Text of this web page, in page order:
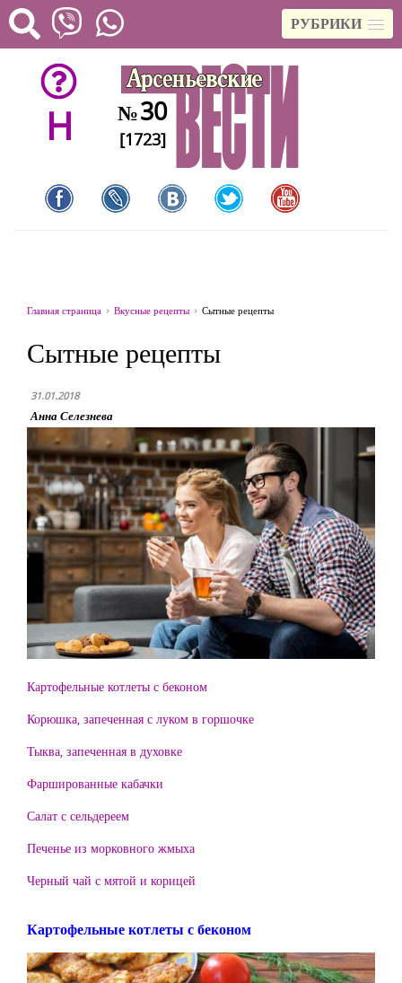
РУБРИКИ
H №30
[1723]
Главная страница Вкусные рецепты Сытные рецепты
Сытные рецепты
31.01.2018
Анна Селезнева
Картофельные котлеты с беконом
Корюшка, запеченная с луком в горшочке
Тыква, запеченная в духовке
Фаршированные кабачки
Салат с сельдереем
Печенье из морковного жмыха
Черный чай с мятой и корицей
Картофельные котлеты с беконом